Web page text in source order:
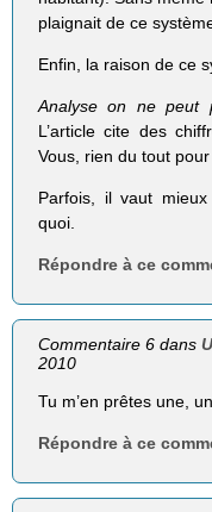
plaignait de ce
Enfin, la raison de ce
Analyse on ne peut
L’article cite des
Vous, rien du tout
Parfois, il vaut
quoi.
Répondre à ce
Commentaire 6 dans
2010
Tu m’en prêtes une,
Répondre à ce